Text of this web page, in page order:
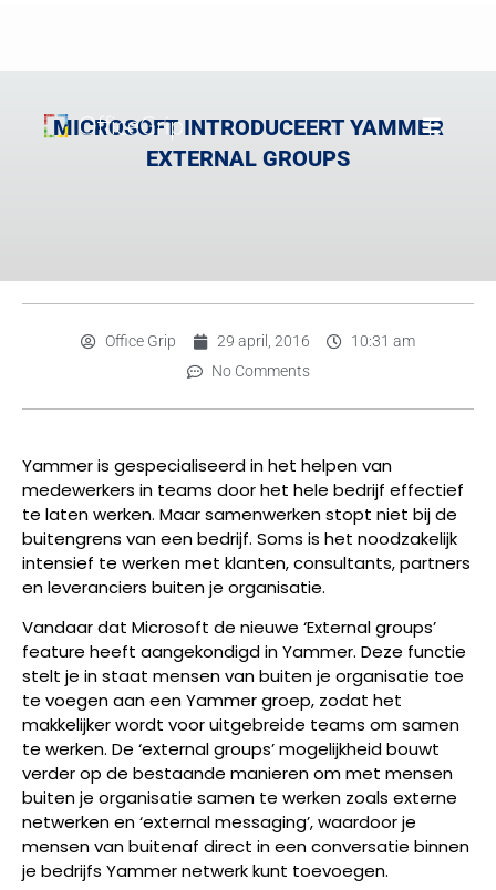
MICROSOFT INTRODUCEERT YAMMER
EXTERNAL GROUPS
Office Grip 29 april, 2016
10:31 am
No Comments
Yammer is gespecialiseerd in het helpen van
medewerkers in teams door het hele bedrijf effectief
te laten werken. Maar samenwerken stopt niet bij de
buitengrens van een bedrijf. Soms is het noodzakelijk
intensief te werken met klanten, consultants, partners
en leveranciers buiten je organisatie.
Vandaar dat Microsoft de nieuwe ‘External groups’
feature heeft aangekondigd in Yammer. Deze functie
stelt je in staat mensen van buiten je organisatie toe
te voegen aan een Yammer groep, zodat het
makkelijker wordt voor uitgebreide teams om samen
te werken. De ‘external groups’ mogelijkheid bouwt
verder op de bestaande manieren om met mensen
buiten je organisatie samen te werken zoals externe
netwerken en ‘external messaging’, waardoor je
mensen van buitenaf direct in een conversatie binnen
je bedrijfs Yammer netwerk kunt toevoegen.